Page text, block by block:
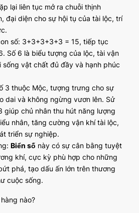
lại liên tục mở ra chuỗi thịnh
đại diện cho sự hội tụ của tài lộc, trí
số: 3+3+3+3+3 = 15, tiếp tục
Số 6 là biểu tượng của lộc, tài vận
sống vật chất đủ đầy và hạnh phúc
3 thuộc Mộc, tượng trưng cho sự
dai và không ngừng vươn lên. Sử
giúp chủ nhân thu hút năng lượng
nhân, tăng cường vận khí tài lộc,
triển sự nghiệp.
Biển số này có sự cân bằng tuyệt
khí, cực kỳ phù hợp cho những
phá, tạo dấu ấn lớn trên thương
cuộc sống.
nào?